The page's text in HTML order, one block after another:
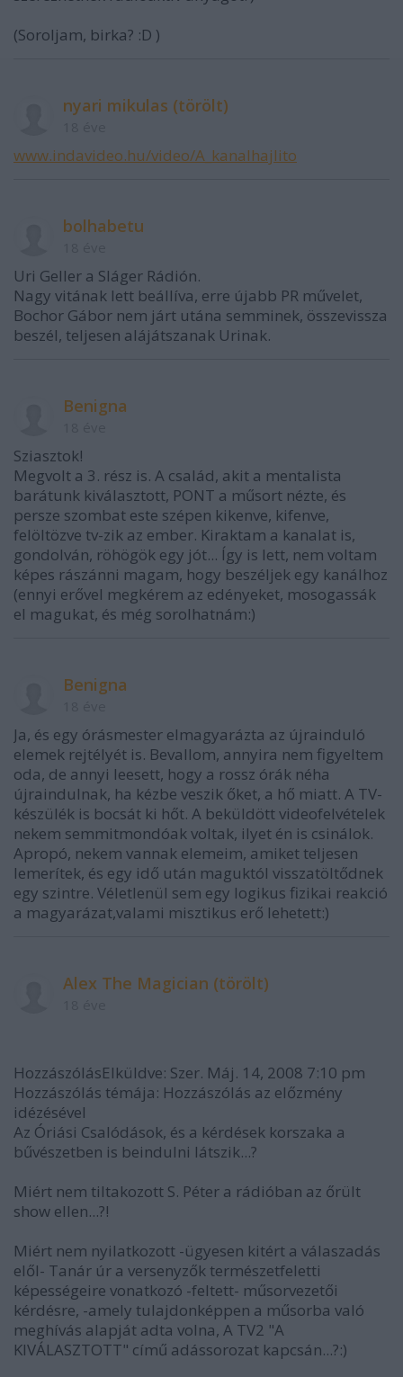
(Soroljam, birka? :D )
nyari mikulas (törölt)
www.indavideo.hu/video/A_kanalhajlito
bolhabetu
Uri Geller a Sláger Rádión.
Nagy vitának lett beállíva, erre újabb PR művelet,
Bochor Gábor nem járt utána semminek, összevissza
beszél, teljesen alájátszanak Urinak.
Benigna
Sziasztok!
Megvolt a 3. rész is. A család, akit a mentalista
barátunk kiválasztott, PONT a műsort nézte, és
persze szombat este szépen kikenve, kifenve,
felöltözve tv-zik az ember. Kiraktam a kanalat is,
gondolván, röhögök egy jót... Így is lett, nem voltam
képes rászánni magam, hogy beszéljek egy kanálhoz
(ennyi erővel megkérem az edényeket, mosogassák
el magukat, és még sorolhatnám:)
Benigna
Ja, és egy órásmester elmagyarázta az újrainduló
elemek rejtélyét is. Bevallom, annyira nem figyeltem
oda, de annyi leesett, hogy a rossz órák néha
újraindulnak, ha kézbe veszik őket, a hő miatt. A TV-
készülék is bocsát ki hőt. A beküldött videofelvételek
nekem semmitmondóak voltak, ilyet én is csinálok.
Apropó, nekem vannak elemeim, amiket teljesen
lemerítek, és egy idő után maguktól visszatöltődnek
egy szintre. Véletlenül sem egy logikus fizikai reakció
a magyarázat,valami misztikus erő lehetett:)
Alex The Magician (törölt)
HozzászólásElküldve: Szer. Máj. 14, 2008 7:10 pm
Hozzászólás témája: Hozzászólás az előzmény
idézésével
Az Óriási Csalódások, és a kérdések korszaka a
bűvészetben is beindulni látszik...?
Miért nem tiltakozott S. Péter a rádióban az őrült
show ellen...?!
Miért nem nyilatkozott -ügyesen kitért a válaszadás
elől- Tanár úr a versenyzők természetfeletti
képességeire vonatkozó -feltett- műsorvezetői
kérdésre, -amely tulajdonképpen a műsorba való
meghívás alapját adta volna, A TV2 "A
KIVÁLASZTOTT" című adássorozat kapcsán...?:)